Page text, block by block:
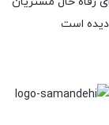
دیده است